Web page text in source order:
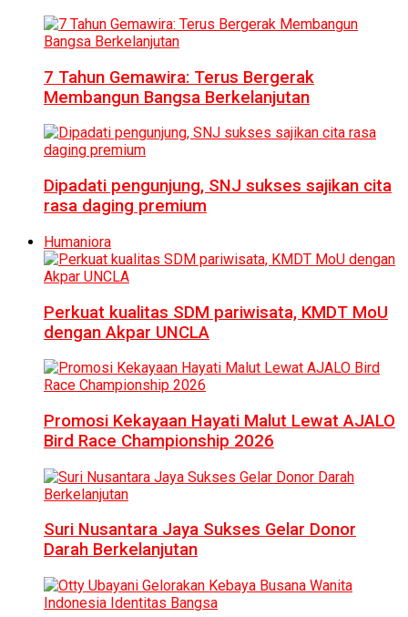
7 Tahun Gemawira: Terus Bergerak
Membangun Bangsa Berkelanjutan
Dipadati pengunjung, SNJ sukses sajikan cita
rasa daging premium
Humaniora
Perkuat kualitas SDM pariwisata, KMDT MoU
dengan Akpar UNCLA
Promosi Kekayaan Hayati Malut Lewat AJALO
Bird Race Championship 2026
Suri Nusantara Jaya Sukses Gelar Donor
Darah Berkelanjutan